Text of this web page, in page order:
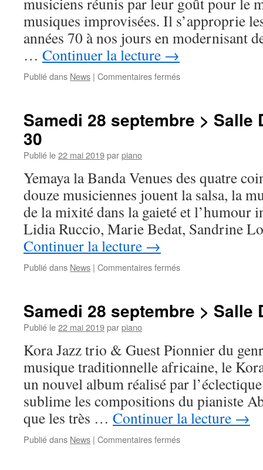
musiques improvisées. Il s’approprie
années 70 à nos jours en modernisant
… Continuer la lecture →
Publié dans News | Commentaires ferméssur
>
Samedi 28 septembre > Salle
30
Publié le22 mai 2019parpiano
Yemaya la Banda Venues des quatre
douze musiciennes jouent la salsa, la
de la mixité dans la gaieté et l’humour
Lidia Ruccio, Marie Bedat, Sandrine
Continuer la lecture →
Publié dans News | Commentaires ferméssur
>
>
22h
30
Samedi 28 septembre > Salle
Publié le22 mai 2019parpiano
Kora Jazz trio & Guest Pionnier du
musique traditionnelle africaine, le
un nouvel album réalisé par
sublime les compositions du pianiste
que les très … Continuer la lecture →
Publié dans News | Commentaires ferméssur